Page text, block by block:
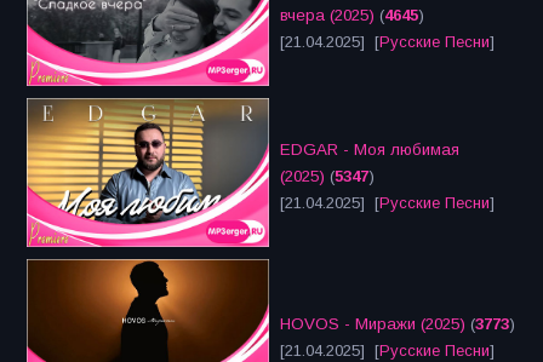
вчера (2025) (4645)
[21.04.2025] [Русские Песни]
EDGAR - Моя любимая
(2025) (5347)
[21.04.2025] [Русские Песни]
HOVOS - Миражи (2025) (3773)
[21.04.2025] [Русские Песни]